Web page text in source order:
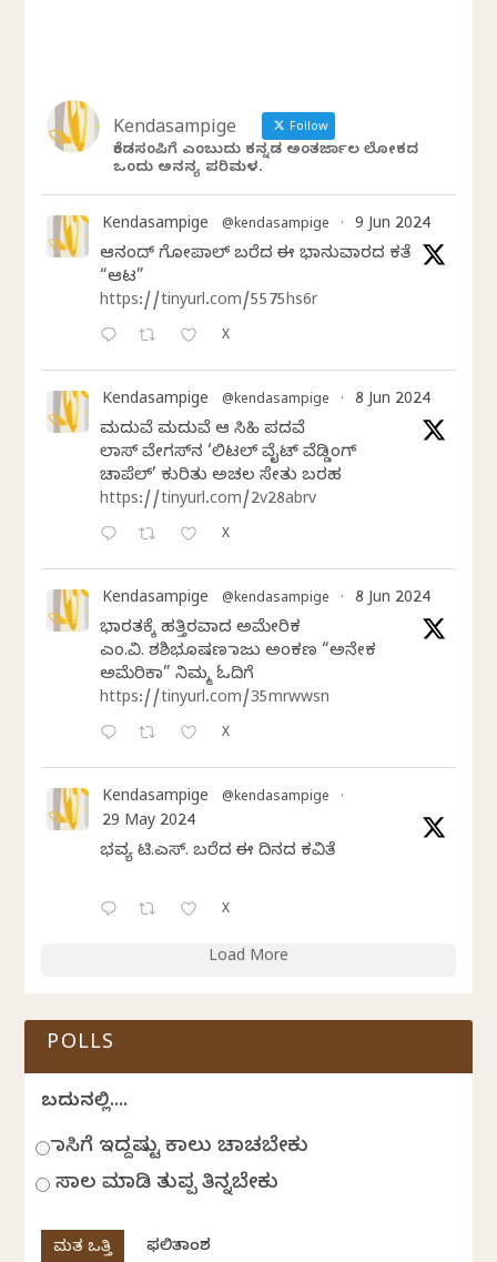
Kendasampige Follow
ಕೆಂಡಸಂಪಿಗೆ ಎಂಬುದು ಕನ್ನಡ ಅಂತರ್ಜಾಲ ಲೋಕದ
ಒಂದು ಅನನ್ಯ ಪರಿಮಳ.
Kendasampige @kendasampige · 9 Jun 2024
ಆನಂದ್‌ ಗೋಪಾಲ್‌ ಬರೆದ ಈ ಭಾನುವಾರದ ಕತೆ
“ಆಟ”
https://tinyurl.com/5575hs6r
X
Kendasampige @kendasampige · 8 Jun 2024
ಮದುವೆ ಮದುವೆ ಆ ಸಿಹಿ ಪದವೆ
ಲಾಸ್‌ ವೇಗಸ್‌ನ ‘ಲಿಟಲ್ ವೈಟ್ ವೆಡ್ಡಿಂಗ್
ಚಾಪೆಲ್’ ಕುರಿತು ಅಚಲ ಸೇತು ಬರಹ
https://tinyurl.com/2v28abrv
X
Kendasampige @kendasampige · 8 Jun 2024
ಭಾರತಕ್ಕೆ ಹತ್ತಿರವಾದ ಅಮೇರಿಕ
ಎಂ.ವಿ. ಶಶಿಭೂಷಣ ರಾಜು ಅಂಕಣ “ಅನೇಕ
ಅಮೆರಿಕಾ” ನಿಮ್ಮ ಓದಿಗೆ
https://tinyurl.com/35mrwwsn
X
Kendasampige @kendasampige ·
29 May 2024
ಭವ್ಯ ಟಿ.ಎಸ್. ಬರೆದ ಈ ದಿನದ ಕವಿತೆ
X
Load More
POLLS
ಬದುಕಿನಲ್ಲಿ....
ಹಾಸಿಗೆ ಇದ್ದಷ್ಟು ಕಾಲು ಚಾಚಬೇಕು
ಸಾಲ ಮಾಡಿ ತುಪ್ಪ ತಿನ್ನಬೇಕು
ಫಲಿತಾಂಶ